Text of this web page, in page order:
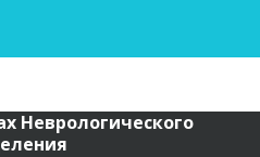
Неврологического